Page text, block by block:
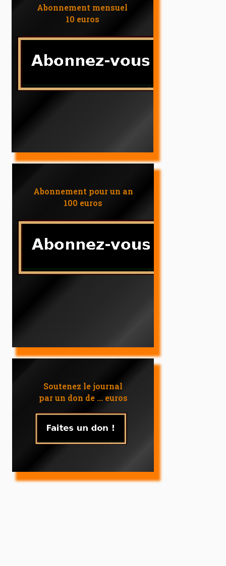
Abonnement mensuel
10 euros
Abonnement pour un an
100 euros
Soutenez le journal
par un don de ... euros